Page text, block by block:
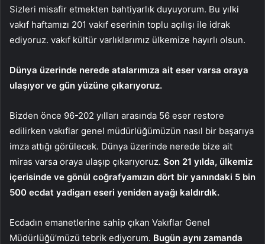
Sizleri misafir etmekten bahtiyarlık duyuyorum. Bu yılki
vakıf haftamızı 201 vakıf eserinin toplu açılışı ile idrak
ediyoruz. vakıf kültür varlıklarımız ülkemize hayırlı olsun.
Dünya üzerinde nerede atalarımıza ait eser varsa oraya
ulaşıyor ve gün yüzüne çıkarıyoruz.
Bizden önce 96-202 yılları arasında 56 eser restore
edilirken vakıflar genel müdürlüğümüzün nasıl bir başarıya
imza attığı görülecek. Dünya üzerinde nerede bize ait
miras varsa oraya ulaşıp çıkarıyoruz. Son 21 yılda, ülkemiz
içerisinde ve gönül coğrafyamızın dört bir yanındaki 5 bin
500 ecdat yadigarı eseri yeniden ayağı kaldırdık.
Ecdadın emanetlerine sahip çıkan Vakıflar Genel
Müdürlüğü’müzü tebrik ediyorum. Bugün aynı zamanda